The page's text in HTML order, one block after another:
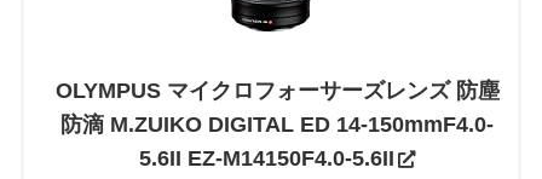
OLYMPUS マイクロフォーサーズレンズ 防塵
防滴 M.ZUIKO DIGITAL ED 14-150mmF4.0-
5.6II EZ-M14150F4.0-5.6II